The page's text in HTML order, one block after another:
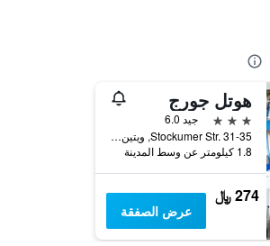
هوتل جورج
3 نجوم
جيد 6.0
Stockumer Str. 31-35, ويتين, ولاية شمال الراين وستفاليا, ألمانيا
1.8 كيلومتر عن وسط المدينة
274 ﷼
عرض الصفقة